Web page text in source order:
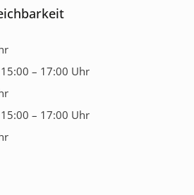
– 17:00 Uhr
– 17:00 Uhr